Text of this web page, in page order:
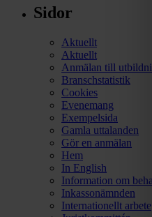
Sidor
Aktuellt
Aktuellt
Anmälan till
Branschstatistik
Cookies
Evenemang
Exempelsida
Gamla uttalanden
Gör en anmälan
Hem
In English
Information om
Inkassonämnden
Internationellt arbete